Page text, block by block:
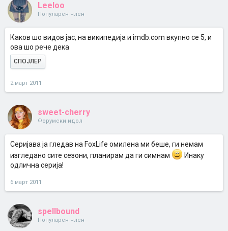
Leeloo
Популарен член
Каков шо видов јас, на википедија и imdb.com вкупно се 5, и
ова шо рече дека
СПОЈЛЕР
2 март 2011
sweet-cherry
Форумски идол
Серијава ја гледав на FoxLife омилена ми беше, ги немам
изгледано сите сезони, планирам да ги симнам
Инаку
одлична серија!
6 март 2011
spellbound
Популарен член